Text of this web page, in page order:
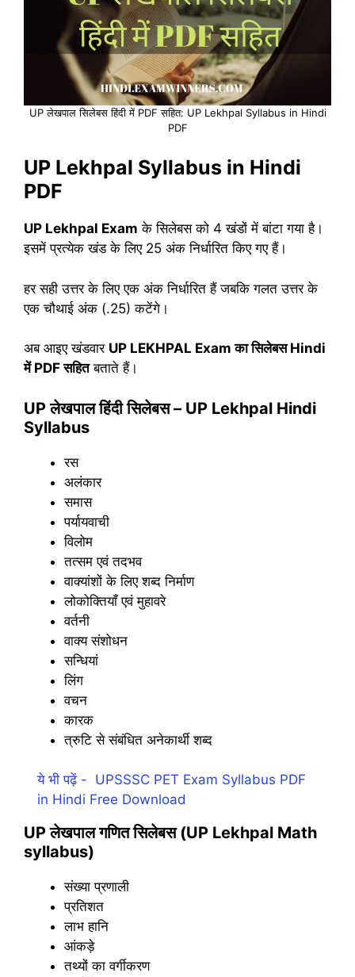
UP लेखपाल सिलेबस हिंदी में PDF सहित: UP Lekhpal Syllabus in Hindi
PDF
UP Lekhpal Syllabus in Hindi
PDF
UP Lekhpal Exam के सिलेबस को 4 खंडों में बांटा गया है।
इसमें प्रत्येक खंड के लिए 25 अंक निर्धारित किए गए हैं।
हर सही उत्तर के लिए एक अंक निर्धारित हैं जबकि गलत उत्तर के
एक चौथाई अंक (.25) कटेंगे।
अब आइए खंडवार UP LEKHPAL Exam का सिलेबस Hindi
में PDF सहितबताते हैं।
UP लेखपाल हिंदी सिलेबस – UP Lekhpal Hindi
Syllabus
रस
अलंकार
समास
पर्यायवाची
विलोम
तत्सम एवं तदभव
वाक्यांशों के लिए शब्द निर्माण
लोकोक्तियाँ एवं मुहावरे
वर्तनी
वाक्य संशोधन
सन्धियां
लिंग
वचन
कारक
त्रुटि से संबंधित अनेकार्थी शब्द
ये भी पढ़ें - UPSSSC PET Exam Syllabus PDF
in Hindi Free Download
UP लेखपाल गणित सिलेबस (UP Lekhpal Math
syllabus)
संख्या प्रणाली
प्रतिशत
लाभ हानि
आंकड़े
तथ्यों का वर्गीकरण